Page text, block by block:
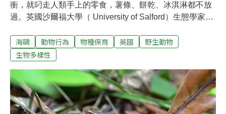
衝，就叼走人類手上的零食，薯條、餅乾、冰淇淋都不放
過。英國沙爾福大學（ University of Salford）生態學家萊
花八門，從三明治、泡芙、魚類、海星，再到各種鳥類、
小型哺乳類，甚至連鼴鼠和兔子都「慘遭不測」。萊斯利
譯為海鷗進食），計畫內容相當簡單，即是請求全球民眾
提供他們所拍到海鷗吃東西的畫面，而且禁止蓄意餵食的
照片。萊斯利告訴《BBC》，他常在社群媒體上看到海鷗
海鷗 動物行為 物種保育 英國
野生動物
生物多樣性